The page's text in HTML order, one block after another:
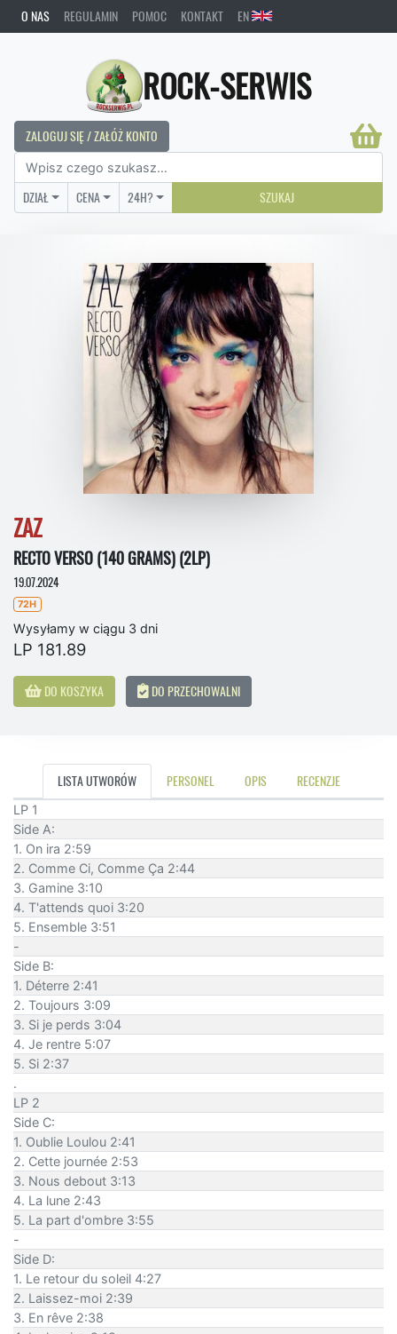
O NAS REGULAMIN POMOC KONTAKT EN
ROCK-SERWIS
ZALOGUJ SIĘ / ZAŁÓŻ KONTO
DZIAŁ CENA 24H? SZUKAJ
ZAZ
RECTO VERSO (140 GRAMS) (2LP)
19.07.2024
72H
Wysyłamy w ciągu 3 dni
LP 181.89
DO KOSZYKA DO PRZECHOWALNI
LISTA UTWORÓW PERSONEL OPIS RECENZJE
LP 1
Side A:
1. On ira 2:59
2. Comme Ci, Comme Ça 2:44
3. Gamine 3:10
4. T'attends quoi 3:20
5. Ensemble 3:51
-
Side B:
1. Déterre 2:41
2. Toujours 3:09
3. Si je perds 3:04
4. Je rentre 5:07
5. Si 2:37
.
LP 2
Side C:
1. Oublie Loulou 2:41
2. Cette journée 2:53
3. Nous debout 3:13
4. La lune 2:43
5. La part d'ombre 3:55
-
Side D:
1. Le retour du soleil 4:27
2. Laissez-moi 2:39
3. En rêve 2:38